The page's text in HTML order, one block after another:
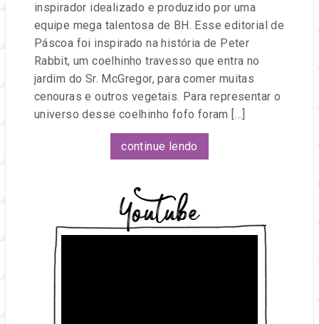
inspirador idealizado e produzido por uma
equipe mega talentosa de BH. Esse editorial de
Páscoa foi inspirado na história de Peter
Rabbit, um coelhinho travesso que entra no
jardim do Sr. McGregor, para comer muitas
cenouras e outros vegetais. Para representar o
universo desse coelhinho fofo foram […]
continue lendo
Youtube